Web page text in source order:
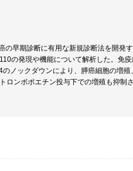
早期診断に有用な新規診断法を開発
の発現や機能について解析した。免
ノックダウンにより、膵癌細胞の増殖
ンボポエチン投与下での増殖も抑制